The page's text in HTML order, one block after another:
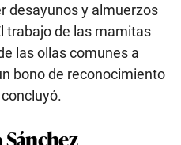
desayunos y almuerzos
trabajo de las mamitas
las ollas comunes a
bono de reconocimiento